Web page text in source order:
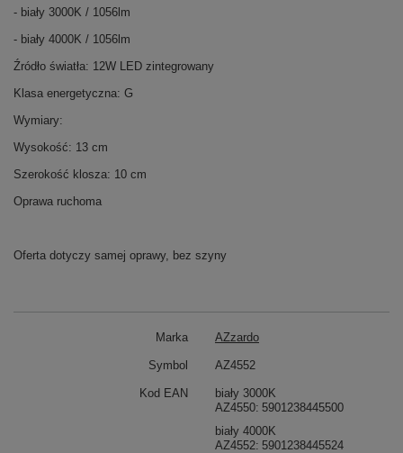
- biały 3000K / 1056lm
- biały 4000K / 1056lm
Źródło światła: 12W LED zintegrowany
Klasa energetyczna: G
Wymiary:
Wysokość: 13 cm
Szerokość klosza: 10 cm
Oprawa ruchoma
Oferta dotyczy samej oprawy, bez szyny
Marka AZzardo
Symbol AZ4552
Kod EAN
biały 3000K
AZ4550 5901238445500
biały 4000K
AZ4552 5901238445524